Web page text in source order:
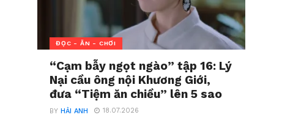
ĐỌC - ĂN - CHƠI
“Cạm bẫy ngọt ngào” tập 16: Lý
Nại cầu ông nội Khương Giới,
đưa “Tiệm ăn chiều” lên 5 sao
BYHẢI ANH 18.07.2026